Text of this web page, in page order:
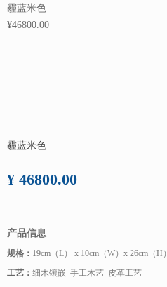
霾蓝米色
¥46800.00
霾蓝米色
¥ 46800.00
产品信息
规格： 19cm（L） x 10cm（W）x 26cm（H）
工艺： 细木镶嵌 手工木艺 皮革工艺